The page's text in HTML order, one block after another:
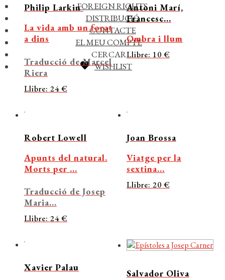
FOREIGN RIGHTS
DISTRIBUCIÓ
CONTACTE
EL MEU COMPTE
CERCAR
WISHLIST
Philip Larkin
La vida amb un forat
a dins
Traducció de Marcel
Riera
Llibre: 24 €
Antoni Marí,
Francesc...
Ombra i llum
Llibre: 10 €
Robert Lowell
Apunts del natural.
Morts per ...
Traducció de Josep
Maria...
Llibre: 24 €
Joan Brossa
Viatge per la
sextina...
Llibre: 20 €
Xavier Palau
Salvador Oliva